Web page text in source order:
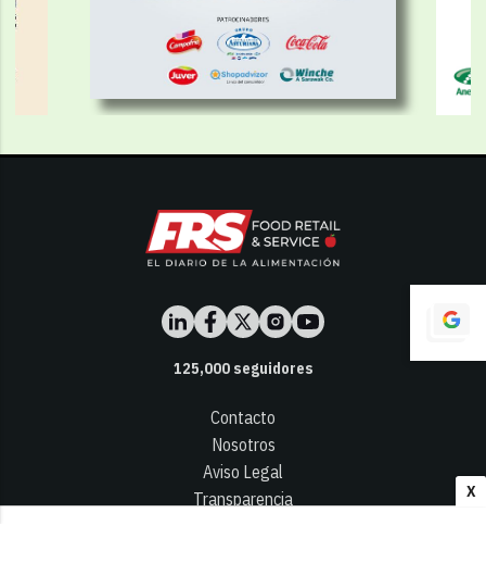
X
125,000seguidores
Contacto
Nosotros
Aviso Legal
Transparencia